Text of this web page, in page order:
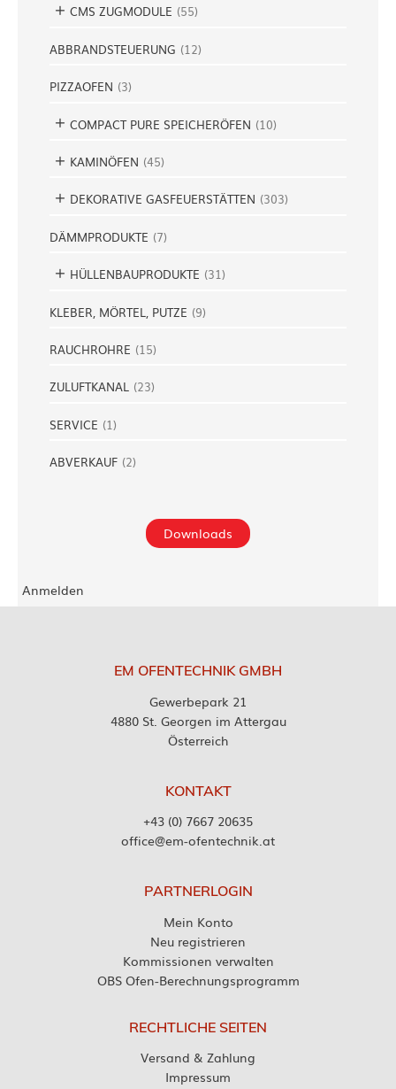
CMS ZUGMODULE (55)
ABBRANDSTEUERUNG (12)
PIZZAOFEN (3)
COMPACT PURE SPEICHERÖFEN (10)
KAMINÖFEN (45)
DEKORATIVE GASFEUERSTÄTTEN (303)
DÄMMPRODUKTE (7)
HÜLLENBAUPRODUKTE (31)
KLEBER, MÖRTEL, PUTZE (9)
RAUCHROHRE (15)
ZULUFTKANAL (23)
SERVICE (1)
ABVERKAUF (2)
Downloads
Anmelden
EM OFENTECHNIK GMBH
Gewerbepark 21
4880 St. Georgen im Attergau
Österreich
KONTAKT
+43 (0) 7667 20635
office@em-ofentechnik.at
PARTNERLOGIN
Mein Konto
Neu registrieren
Kommissionen verwalten
OBS Ofen-Berechnungsprogramm
RECHTLICHE SEITEN
Versand & Zahlung
Impressum